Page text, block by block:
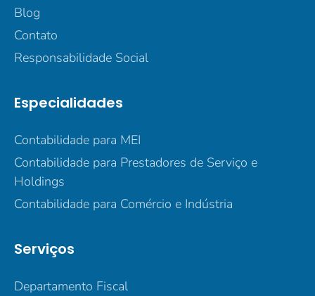
Blog
Contato
Responsabilidade Social
Especialidades
Contabilidade para MEI
Contabilidade para Prestadores de Serviço e
Holdings
Contabilidade para Comércio e Indústria
Serviços
Departamento Fiscal